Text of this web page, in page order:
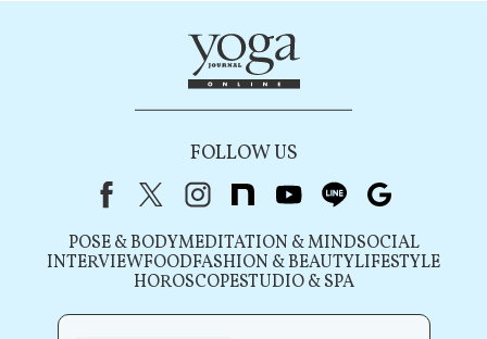
FOLLOW US
FacebookX（旧Twitter）
instagram
note youtubeline
POSE & BODYMEDITATION & MINDSOCIAL
INTERVIEWFOODFASHION & BEAUTYLIFESTYLE
HOROSCOPESTUDIO & SPA